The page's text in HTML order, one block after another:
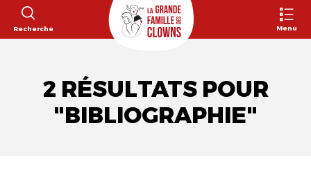
Recherche Menu
2 RÉSULTATS POUR
"BIBLIOGRAPHIE"